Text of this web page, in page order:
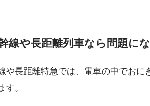
線や長距離列車なら問題に
や長距離特急では、電車の中でお
す。